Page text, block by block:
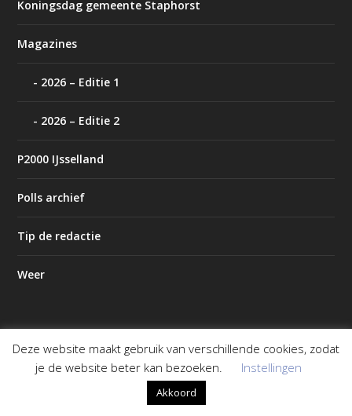
Koningsdag gemeente Staphorst
Magazines
2026 – Editie 1
2026 – Editie 2
P2000 IJsselland
Polls archief
Tip de redactie
Weer
Ontworpen doorElegant Themes | Mogelijk gemaakt door
WordPress
Deze website maakt gebruik van verschillende cookies, zodat
je de website beter kan bezoeken.
Instellingen
Akkoord